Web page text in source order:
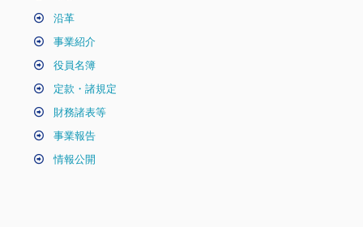
沿革
事業紹介
役員名簿
定款・諸規定
財務諸表等
事業報告
情報公開